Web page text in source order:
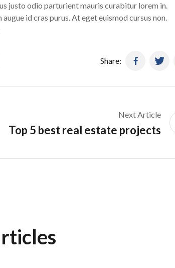
justo odio parturient mauris curabitur lorem in.
id cras purus. At eget euismod cursus non.
Share:
Next Article
Top 5 best real estate projects